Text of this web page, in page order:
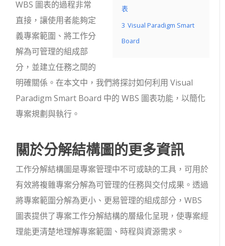
表
3 Visual Paradigm Smart
Board
WBS 圖表的過程非常
直接，讓使用者能夠定
義專案範圍、將工作分
解為可管理的組成部
分，並建立任務之間的
明確關係。在本文中，我們將探討如何利用 Visual
Paradigm Smart Board 中的 WBS 圖表功能，以簡化
專案規劃與執行。
關於分解結構圖的更多資訊
工作分解結構圖是專案管理中不可或缺的工具，可用於
有效將複雜專案分解為可管理的任務與交付成果。透過
將專案範圍分解為更小、更易管理的組成部分，WBS
圖表提供了專案工作分解結構的層級化呈現，使專案經
理能更清楚地理解專案範圍、時程與資源需求。